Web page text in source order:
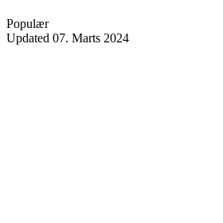
Populær
Updated 07. Marts 2024